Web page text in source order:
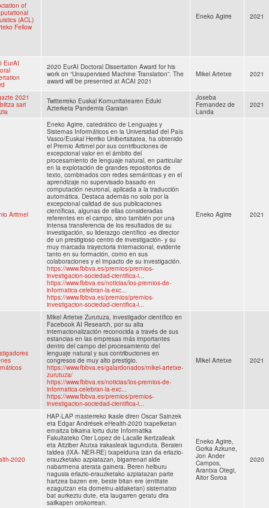
of
(ACL)
Fellow
Eneko Agirre 2021
EurAI
2020 EurAI Doctoral Dissertation Award for his
work on “Unsupervised Machine Translation”. The
award will be presented at ACAI 2021
Mikel Artetxe 2021
2021
sari
Twitterreko Euskal Komunitatearen Eduki
Azterketa Pandemia Garaian
Joseba
Fernandez de
Landa
2021
Aritmel
Eneko Agirre, catedrático de Lenguajes y
Sistemas Informáticos en la Universidad del País
Vasco/Euskal Herriko Unibertsitatea, ha obtenido
el Premio Aritmel por sus contribuciones de
excepcional valor en el ámbito del
procesamiento de lenguaje natural, en particular
en la explotación de grandes repositorios de
texto, combinados con redes semánticas y en el
aprendizaje no supervisado basado en
computación neuronal, aplicada a la traducción
automática. Destaca además no solo por la
excepcional calidad de sus publicaciones
científicas, algunas de ellas consideradas
referentes en el campo, sino también por una
intensa transferencia de los resultados de su
investigación, su liderazgo científico -es director
de un prestigioso centro de investigación- y su
muy marcada trayectoria internacional, evidente
tanto en su formación, como en sus
colaboraciones y el impacto de su investigación.
https://www.fbbva.es/premios/premios-
investigacion-sociedad-cientifica-i...
https://www.fbbva.es/noticias/los-premios-de-
informatica-celebran-la-exc...
https://www.fbbva.es/premios/premios-
investigacion-sociedad-cientifica-i...
Eneko Agirre 2021
Mikel Artetxe Zurutuza, investigador científico en
Facebook AI Research, por su alta
internacionalización reconocida a través de sus
estancias en las empresas más importantes
dentro del campo del procesamiento del
lenguaje natural y sus contribuciones en
congresos de muy alto prestigio.
https://www.fbbva.es/galardonados/mikel-artetxe-
zurutuza/
https://www.fbbva.es/noticias/los-premios-de-
informatica-celebran-la-exc...
https://www.fbbva.es/premios/premios-
investigacion-sociedad-cientifica-i...
Mikel Artetxe 2021
2020
HAP-LAP masterreko ikasle diren Oscar Sainzek
eta Edgar Andrések eHealth-2020 txapelketan
emaitza bikaina lortu dute Informatika
Fakultateko Oier Lopez de Lacalle ikertzaileak
eta Aitziber Atutxa irakasleak lagunduta. Beraien
taldea (IXA- NER-RE) txapelduna izan da erlazio-
erauzketako azpiatazan, bigarrenari alde
nabarmena aterata gainera. Beren helburu
nagusia erlazio-erauzketako azpiatazan parte
hartzea bazen ere, beste bitan ere (entitate
ezagutzan eta domeinu-aldaketan) sistematxo
bat aurkeztu dute, eta laugarren geratu dira
sailkapen orokorrean.
Eneko Agirre,
Gorka Azkune,
Jon Ander
Campos,
Arantxa Otegi,
Aitor Soroa
2020